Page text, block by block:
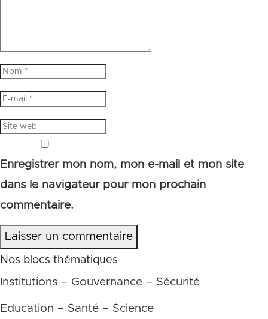
Enregistrer mon nom, mon e-mail et mon site
dans le navigateur pour mon prochain
commentaire.
Laisser un commentaire
Nos blocs thématiques
Institutions – Gouvernance – Sécurité
Education – Santé – Science